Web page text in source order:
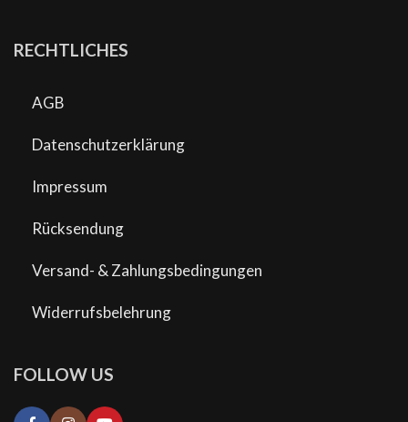
RECHTLICHES
AGB
Datenschutzerklärung
Impressum
Rücksendung
Versand- & Zahlungsbedingungen
Widerrufsbelehrung
FOLLOW US